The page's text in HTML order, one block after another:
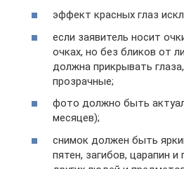
эффект красных глаз
если заявитель носит
очках, но без бликов от
должна прикрывать
прозрачные;
фото должно быть
месяцев);
снимок должен быть
пятен, загибов, царапин